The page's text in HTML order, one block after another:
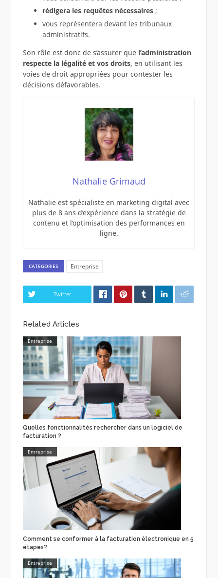
rédigera les requêtes nécessaires;
vous représentera devant les tribunaux
administratifs.
Son rôle est donc de s’assurer que l’administration
respecte la légalité et vos droits, en utilisant les
voies de droit appropriées pour contester les
décisions défavorables.
Nathalie Grimaud
Nathalie est spécialiste en marketing digital avec
plus de 8 ans d’expérience dans la stratégie de
contenu et l’optimisation des performances en
ligne.
CATEGORIES Entreprise
Twitter
Related Articles
Entreprise
Quelles fonctionnalités rechercher dans un logiciel de
facturation ?
Entreprise
Comment se conformer à la facturation électronique en 5
étapes?
Entreprise